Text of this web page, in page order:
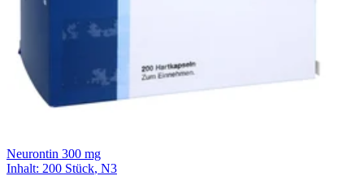
Neurontin 300 mg
Inhalt: 200 Stück, N3